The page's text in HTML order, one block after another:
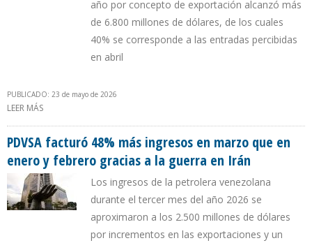
año por concepto de exportación alcanzó más
de 6.800 millones de dólares, de los cuales
40% se corresponde a las entradas percibidas
en abril
PUBLICADO: 23 de mayo de 2026
LEER MÁS
PDVSA facturó 48% más ingresos en marzo que en
enero y febrero gracias a la guerra en Irán
Los ingresos de la petrolera venezolana
durante el tercer mes del año 2026 se
aproximaron a los 2.500 millones de dólares
por incrementos en las exportaciones y un